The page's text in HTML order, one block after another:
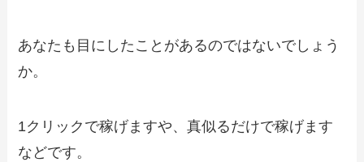
あなたも目にしたことがあるのではないでしょう
か。
1クリックで稼げますや、真似るだけで稼げます
などです。